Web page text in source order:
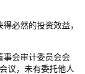
必然的投资效益，
会审计委员会会
议，未有委托他人